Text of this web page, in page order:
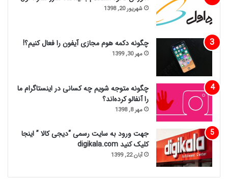
شهریور 20, 1398
چگونه دکمه هوم مجازی آیفون را فعال کنیم؟!
مهر 30, 1399
چگونه متوجه شویم چه کسانی در اینستاگرام ما
را آنفالو کرده‌اند؟
مهر 8, 1398
جهت ورود به سایت رسمی “دیجی کالا ” اینجا
کلیک کنید digikala.com
آبان 22, 1399